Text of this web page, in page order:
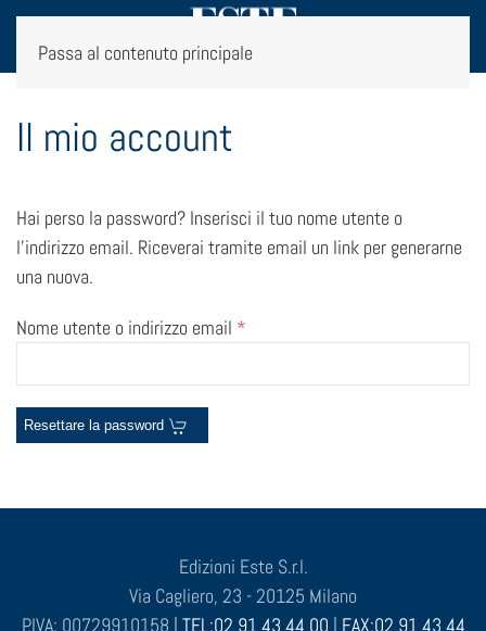
Passa al contenuto principale
Il mio account
Hai perso la password? Inserisci il tuo nome utente o
l'indirizzo email. Riceverai tramite email un link per generarne
una nuova.
Nome utente o indirizzo email *
Resettare la password
Edizioni Este S.r.l.
Via Cagliero, 23 - 20125 Milano
P.IVA: 00729910158 | TEL:02 91 43 44 00 | FAX:02 91 43 44